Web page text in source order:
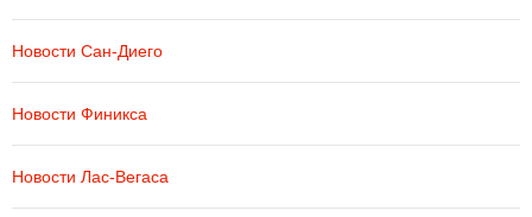
Новости Сан-Диего
Новости Финикса
Новости Лас-Вегаса